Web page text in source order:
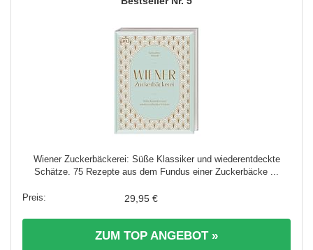
Wiener Zuckerbäckerei: Süße Klassiker und wiederentdeckte
Schätze. 75 Rezepte aus dem Fundus einer Zuckerbäcke ...
29,95 €
ZUM TOP ANGEBOT »